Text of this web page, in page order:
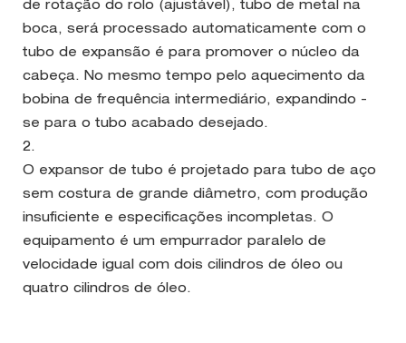
de rotação do rolo (ajustável), tubo de metal na
boca, será processado automaticamente com o
tubo de expansão é para promover o núcleo da
cabeça. No mesmo tempo pelo aquecimento da
bobina de frequência intermediário, expandindo -
se para o tubo acabado desejado.
2.
O expansor de tubo é projetado para tubo de aço
sem costura de grande diâmetro, com produção
insuficiente e especificações incompletas. O
equipamento é um empurrador paralelo de
velocidade igual com dois cilindros de óleo ou
quatro cilindros de óleo.